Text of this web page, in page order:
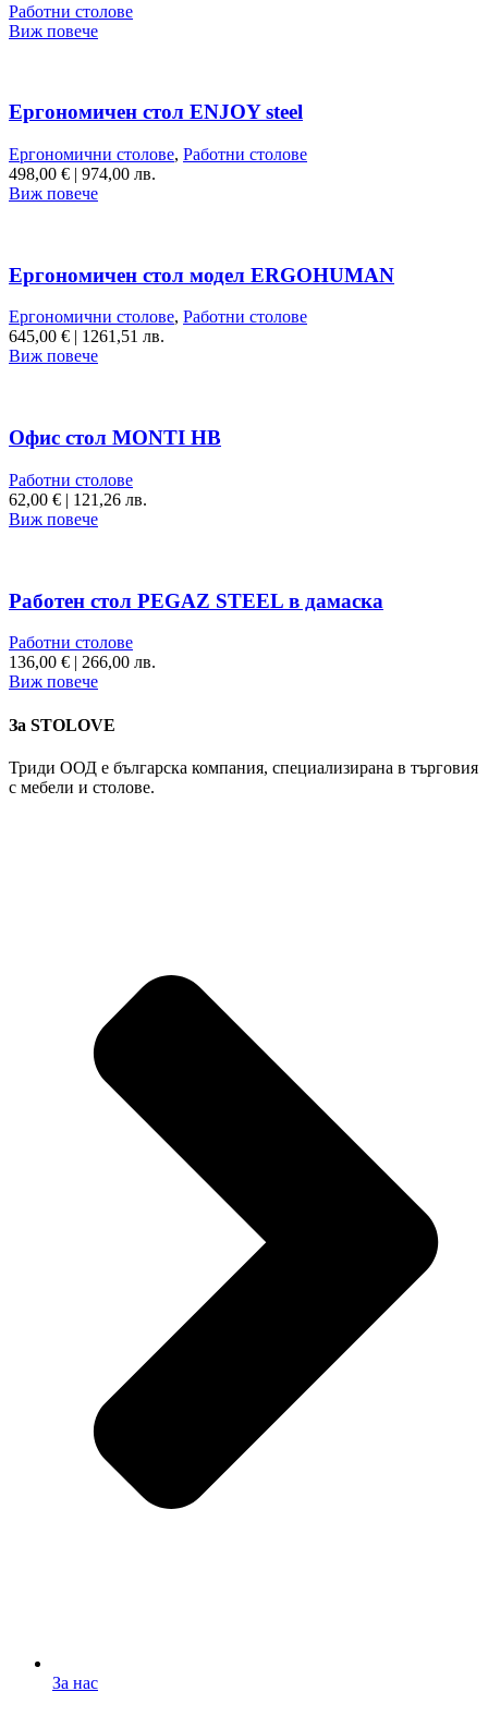
Работни столове
Виж повече
Ергономичен стол ENJOY steel
Ергономични столове, Работни столове
498,00 € | 974,00 лв.
Виж повече
Ергономичен стол модел ERGOHUMAN
Ергономични столове, Работни столове
645,00 €
1261,51 лв.
Виж повече
Офис стол MONTI HB
Работни столове
62,00 € | 121,26 лв.
Виж повече
Работен стол PEGAZ STEEL в дамаска
Работни столове
136,00 € | 266,00 лв.
Виж повече
За STOLOVE
Триди ООД е българска компания, специализирана в търговия
с мебели и столове.
За нас